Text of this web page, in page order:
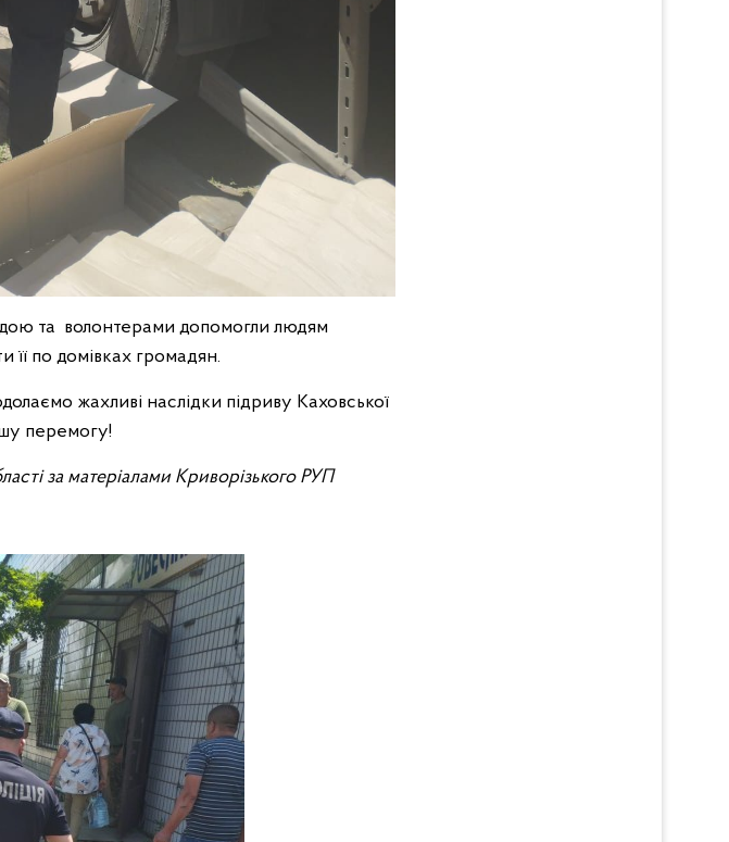
та волонтерами допомогли людям
її по домівках громадян.
жахливі наслідки підриву Каховської
перемогу!
за матеріалами Криворізького РУП